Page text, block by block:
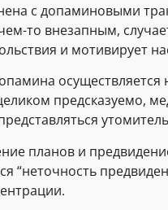
с допаминовыми
то внезапным,
и мотивирует
осуществляется
предсказуемо,
планов и
“неточность